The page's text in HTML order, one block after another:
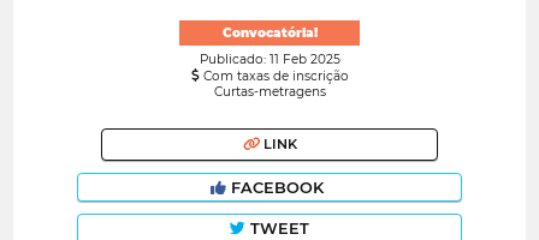
Convocatória!
Publicado: 11 Feb 2025
Com taxas de inscrição
Curtas-metragens
LINK
FACEBOOK
TWEET